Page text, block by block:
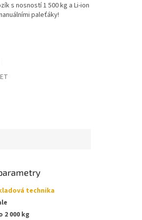
s nosností 1 500 kg a Li-ion
paleťáky!
technika
2 000 kg